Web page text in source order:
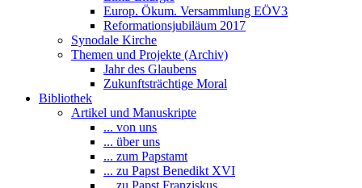
Europ. Ökum. Versammlung EÖV3
Reformationsjubiläum 2017
Synodale Kirche
Themen und Projekte (Archiv)
Jahr des Glaubens
Zukunftsträchtige Moral
Bibliothek
Artikel und Manuskripte
... von uns
... über uns
... zum Papstamt
... zu Papst Benedikt XVI
... zu Papst Franziskus